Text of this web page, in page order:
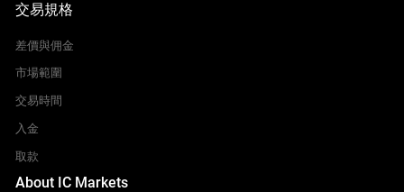
交易規格
差價與佣金
市場範圍
交易時間
入金
取款
About IC Markets